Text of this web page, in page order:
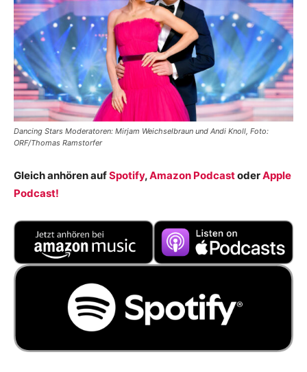
Dancing Stars Moderatoren: Mirjam Weichselbraun und Andi Knoll, Foto:
ORF/Thomas Ramstorfer
Gleich anhören aufSpotify,Amazon PodcastoderApple
Podcast!